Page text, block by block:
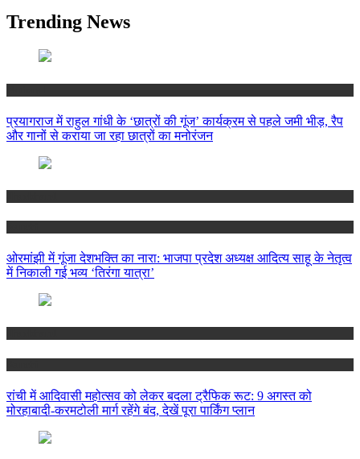
Trending News
प्रयागराज में राहुल गांधी के ‘छात्रों की गूंज’ कार्यक्रम से पहले जमी भीड़, रैप
और गानों से कराया जा रहा छात्रों का मनोरंजन
ओरमांझी में गूंजा देशभक्ति का नारा: भाजपा प्रदेश अध्यक्ष आदित्य साहू के नेतृत्व
में निकाली गई भव्य ‘तिरंगा यात्रा’
रांची में आदिवासी महोत्सव को लेकर बदला ट्रैफिक रूट: 9 अगस्त को
मोरहाबादी-करमटोली मार्ग रहेंगे बंद, देखें पूरा पार्किंग प्लान